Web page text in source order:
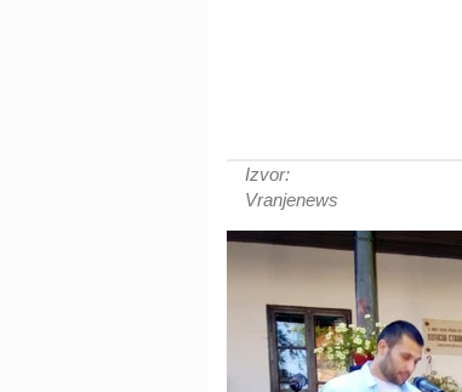
Izvor:
Vranjenews